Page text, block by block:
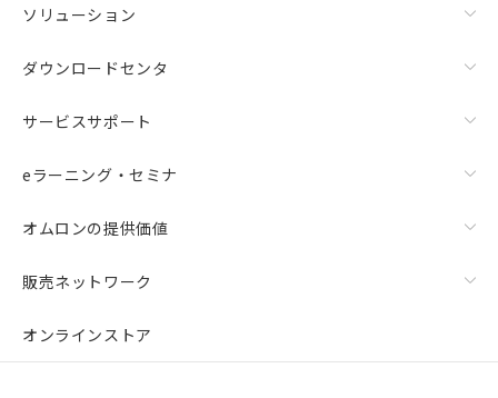
ソリューション
ダウンロードセンタ
サービスサポート
eラーニング・セミナ
オムロンの提供価値
販売ネットワーク
オンラインストア